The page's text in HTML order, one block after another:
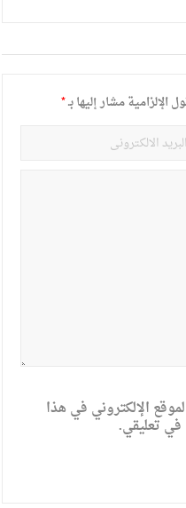
الإلزامية مشار إليها بـ*
الإلكتروني في هذا
في تعليقي.